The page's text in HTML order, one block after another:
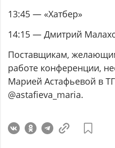
13:45 — «Хатбер»
14:15 — Дмитрий
Поставщикам,
работе конференции,
Марией Астафьевой в
@astafieva_maria.